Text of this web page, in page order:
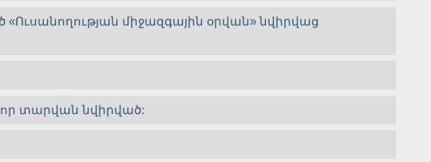
միջազգային օրվան» նվիրվաց
տարվան նվիրված: